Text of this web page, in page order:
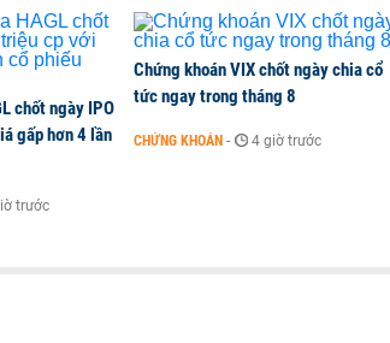
chốt ngày IPO
gấp hơn 4 lần
trước
Chứng khoán VIX chốt ngày chia cổ
tức ngay trong tháng 8
CHỨNG KHOÁN - 4 giờ trước